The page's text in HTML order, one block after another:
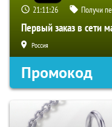
21:11:25 Получи
Первый заказ в сети
Россия
Промокод